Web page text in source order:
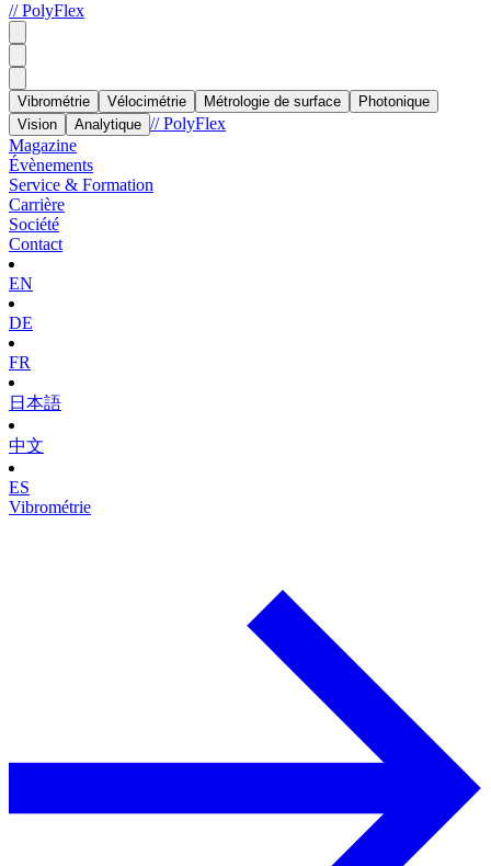
// PolyFlex
Vibrométrie Vélocimétrie Métrologie de surface
Photonique
Vision
Analytique // PolyFlex
Magazine
Évènements
Service & Formation
Carrière
Société
Contact
EN
DE
FR
日本語
中文
ES
Vibrométrie